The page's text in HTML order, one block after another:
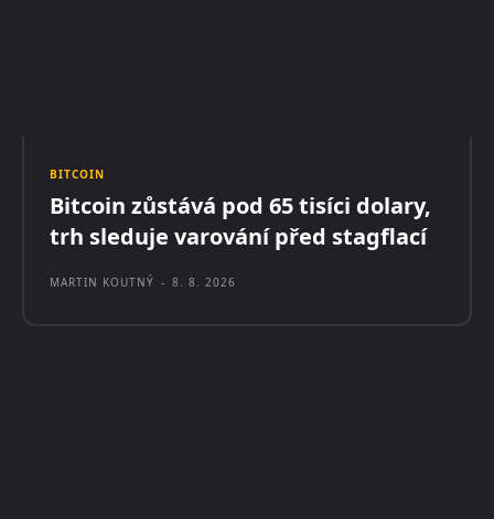
BITCOIN
Bitcoin zůstává pod 65 tisíci dolary,
trh sleduje varování před stagflací
MARTIN KOUTNÝ - 8. 8. 2026